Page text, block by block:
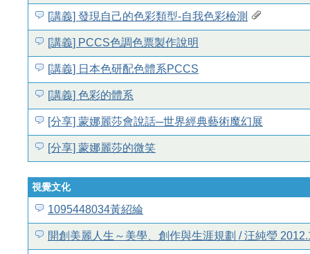
[講義] 發現自己的色彩類型-自我色彩檢測
[講義] PCCS色調色票製作說明
[講義] 日本色研配色體系PCCS
[講義] 色彩的體系
[分享] 蒙娜麗莎會說話─世界經典藝術魔幻展
[分享] 蒙娜麗莎的微笑
視覺文化
1095448034黃紹綸
開創美麗人生～美學、創作與生涯規劃 / 汪純瑩